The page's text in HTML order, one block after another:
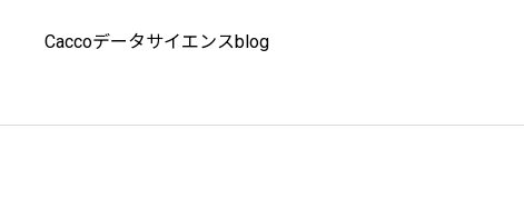
Caccoデータサイエンスblog